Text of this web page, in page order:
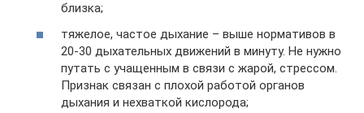
близка;
тяжелое, частое дыхание – выше нормативов в
20-30 дыхательных движений в минуту. Не нужно
путать с учащенным в связи с жарой, стрессом.
Признак связан с плохой работой органов
дыхания и нехваткой кислорода;